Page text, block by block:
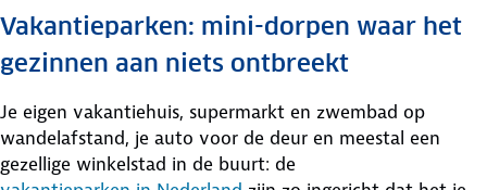
Vakantieparken: mini-dorpen waar het
gezinnen aan niets ontbreekt
Je eigen vakantiehuis, supermarkt en zwembad op
wandelafstand, je auto voor de deur en meestal een
gezellige winkelstad in de buurt: de